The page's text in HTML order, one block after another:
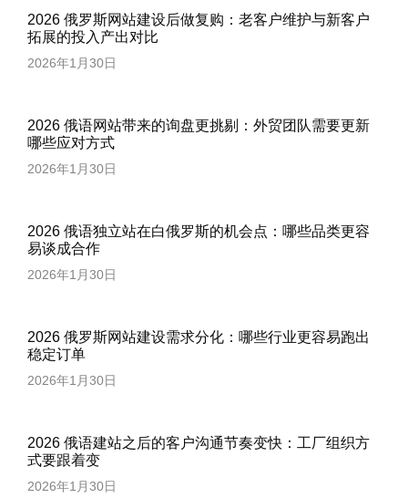
2026 俄罗斯网站建设后做复购：老客户维护与新客户
拓展的投入产出对比
2026年1月30日
2026 俄语网站带来的询盘更挑剔：外贸团队需要更新
哪些应对方式
2026年1月30日
2026 俄语独立站在白俄罗斯的机会点：哪些品类更容
易谈成合作
2026年1月30日
2026 俄罗斯网站建设需求分化：哪些行业更容易跑出
稳定订单
2026年1月30日
2026 俄语建站之后的客户沟通节奏变快：工厂组织方
式要跟着变
2026年1月30日